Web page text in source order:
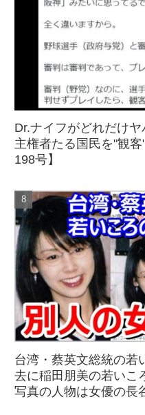
Dr.ナイフがどれだけヤ
主権者たる国民を"観
198号】
台湾・蔡英文総統の
去に稲田朋美の若いこ
写真の人物は女優の長